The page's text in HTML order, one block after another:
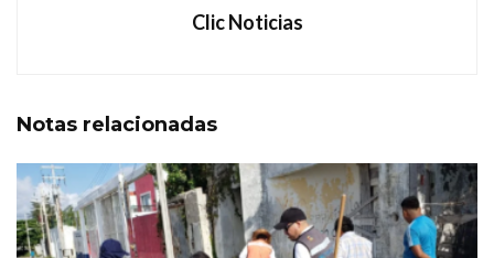
Clic Noticias
Notas relacionadas